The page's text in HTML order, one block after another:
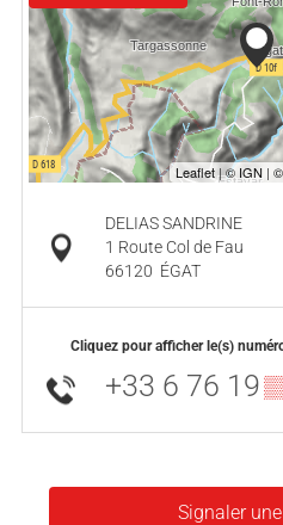
DELIAS SANDRINE
1 Route Col de Fau
66120 ÉGAT
Cliquez pour afficher le(s)
+33 6 76 19
Signaler